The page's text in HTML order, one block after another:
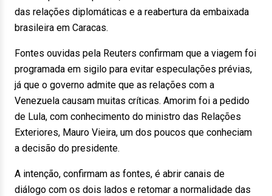
das relações diplomáticas e a reabertura da embaixada
brasileira em Caracas.
Fontes ouvidas pela Reuters confirmam que a viagem foi
programada em sigilo para evitar especulações prévias,
já que o governo admite que as relações com a
Venezuela causam muitas críticas. Amorim foi a pedido
de Lula, com conhecimento do ministro das Relações
Exteriores, Mauro Vieira, um dos poucos que conheciam
a decisão do presidente.
A intenção, confirmam as fontes, é abrir canais de
diálogo com os dois lados e retomar a normalidade das